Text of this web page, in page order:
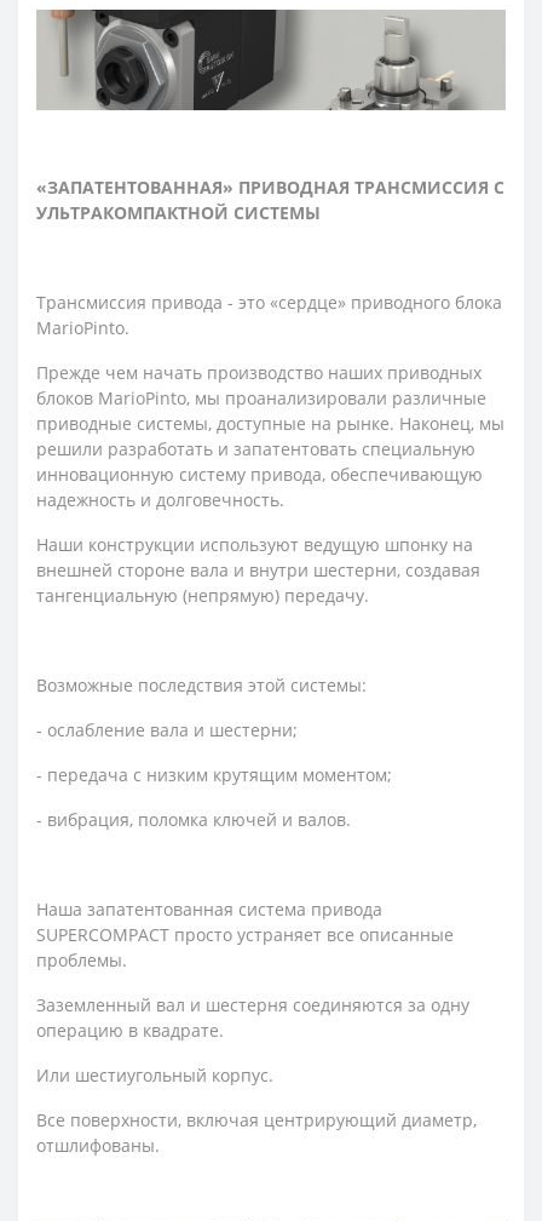
«ЗАПАТЕНТОВАННАЯ» ПРИВОДНАЯ ТРАНСМИССИЯ С
УЛЬТРАКОМПАКТНОЙ СИСТЕМЫ
Трансмиссия привода - это «сердце» приводного блока
MarioPinto.
Прежде чем начать производство наших приводных
блоков MarioPinto, мы проанализировали различные
приводные системы, доступные на рынке. Наконец, мы
решили разработать и запатентовать специальную
инновационную систему привода, обеспечивающую
надежность и долговечность.
Наши конструкции используют ведущую шпонку на
внешней стороне вала и внутри шестерни, создавая
тангенциальную (непрямую) передачу.
Возможные последствия этой системы:
- ослабление вала и шестерни;
- передача с низким крутящим моментом;
- вибрация, поломка ключей и валов.
Наша запатентованная система привода
SUPERCOMPACT просто устраняет все описанные
проблемы.
Заземленный вал и шестерня соединяются за одну
операцию в квадрате.
Или шестиугольный корпус.
Все поверхности, включая центрирующий диаметр,
отшлифованы.